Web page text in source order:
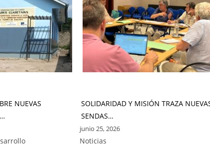
NUEVAS
SOLIDARIDAD Y MISIÓN TRAZA
SENDAS…
junio 25, 2026
Noticias